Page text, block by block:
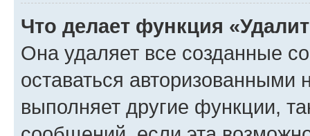
Что делает функция
Она удаляет все созданные
оставаться авторизованными
выполняет другие функции,